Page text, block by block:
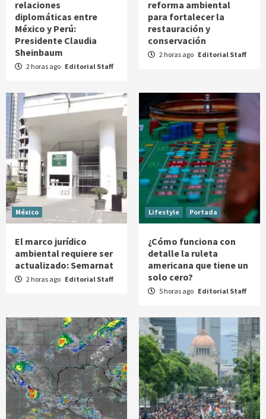
relaciones
diplomáticas entre
México y Perú:
Presidente Claudia
Sheinbaum
2 horas ago Editorial Staff
reforma ambiental
para fortalecer la
restauración y
conservación
2 horas ago Editorial Staff
México
El marco jurídico
ambiental requiere ser
actualizado: Semarnat
2 horas ago Editorial Staff
Lifestyle Portada
¿Cómo funciona con
detalle la ruleta
americana que tiene un
solo cero?
5 horas ago Editorial Staff